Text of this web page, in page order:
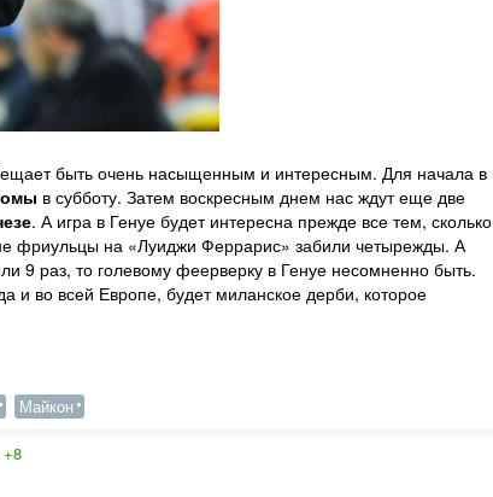
быть очень насыщенным и интересным. Для начала в
в субботу. Затем воскресным днем нас ждут еще две
. А игра в Генуе будет интересна прежде все тем, сколько
фриульцы на «Луиджи Феррарис» забили четырежды. А
9 раз, то голевому феерверку в Генуе несомненно быть.
и во всей Европе, будет миланское дерби, которое
Майкон
+8